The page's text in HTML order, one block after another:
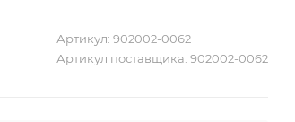
Артикул: 902002-0062
Артикул поставщика: 902002-0062